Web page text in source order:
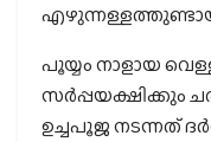
പൂയ്യം നാളായ
സര്‍പ്പയക്ഷിക്കും
ഉച്ചപൂജ നടന്നത്